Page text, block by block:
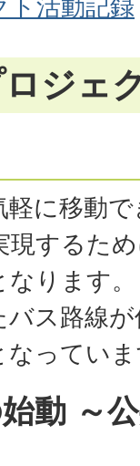
ト活動記録
ジェ
軽に移動
現するた
なります
バス路線
なってい
動 ～